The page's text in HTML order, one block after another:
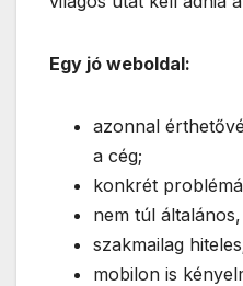
Egy jó weboldal:
azonnal
a cég;
konkrét
nem túl
szakmailag
mobilon is